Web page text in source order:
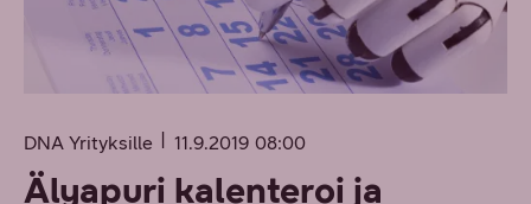
DNA Yrityksille 11.9.2019 08:00
Älyapuri kalenteroi ja